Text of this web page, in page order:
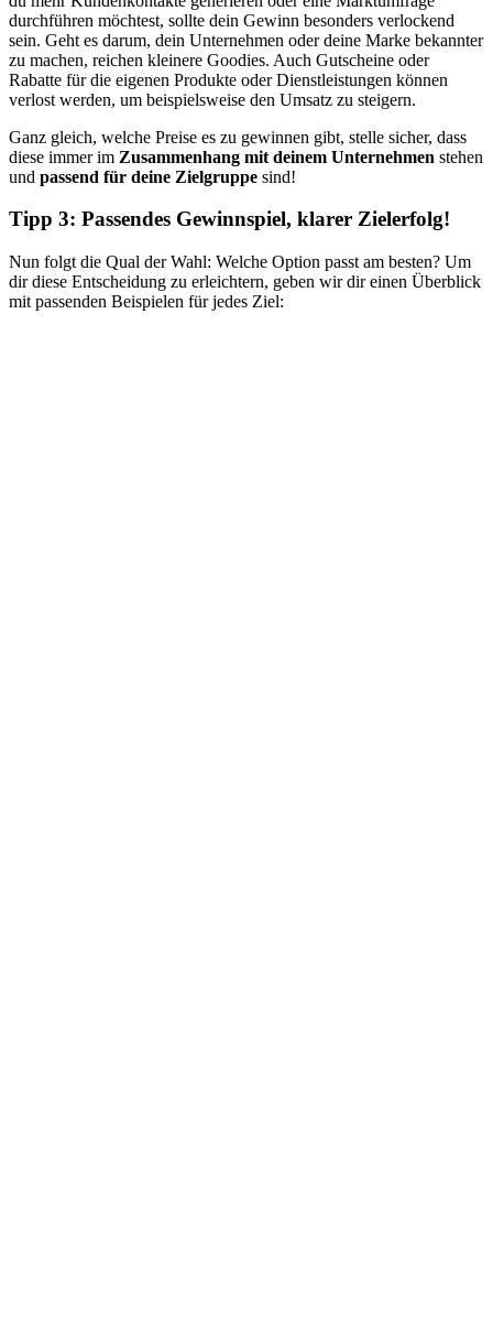
durchführen möchtest, sollte dein Gewinn besonders verlockend
sein. Geht es darum, dein Unternehmen oder deine Marke bekannter
zu machen, reichen kleinere Goodies. Auch Gutscheine oder
Rabatte für die eigenen Produkte oder Dienstleistungen können
verlost werden, um beispielsweise den Umsatz zu steigern.
Ganz gleich, welche Preise es zu gewinnen gibt, stelle sicher, dass
diese immer im Zusammenhang mit deinem Unternehmen stehen
und passend für deine Zielgruppe sind!
Tipp 3: Passendes Gewinnspiel, klarer Zielerfolg!
Nun folgt die Qual der Wahl: Welche Option passt am besten? Um
dir diese Entscheidung zu erleichtern, geben wir dir einen Überblick
mit passenden Beispielen für jedes Ziel: